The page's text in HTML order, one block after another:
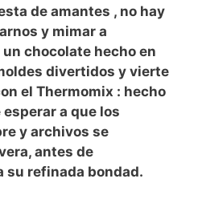
de amantes , no hay
y mimar a
un chocolate hecho en
divertidos y vierte
el Thermomix : hecho
a que los
y archivos se
antes de
refinada bondad.